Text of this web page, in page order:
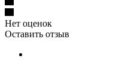
Нет оценок
Оставить отзыв